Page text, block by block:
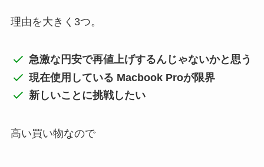
理由を大きく3つ。
急激な円安で再値上げするんじゃないかと思う
現在使用している Macbook Proが限界
新しいことに挑戦したい
高い買い物なので